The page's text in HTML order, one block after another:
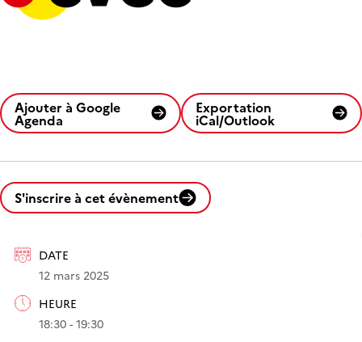
S'inscrire à cet évènement
DATE
12 mars 2025
HEURE
18:30 - 19:30
Ajouter à Google
Agenda
Exportation
iCal/Outlook